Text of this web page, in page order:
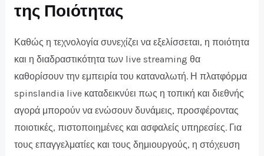
της Ποιότητας
Καθώς η τεχνολογία συνεχίζει να εξελίσσεται, η ποιότητα
και η διαδραστικότητα των live streaming θα
καθορίσουν την εμπειρία του καταναλωτή. Η πλατφόρμα
spinslandia live καταδεικνύει πως η τοπική και διεθνής
αγορά μπορούν να ενώσουν δυνάμεις, προσφέροντας
ποιοτικές, πιστοποιημένες και ασφαλείς υπηρεσίες. Για
τους επαγγελματίες και τους δημιουργούς, η στόχευση